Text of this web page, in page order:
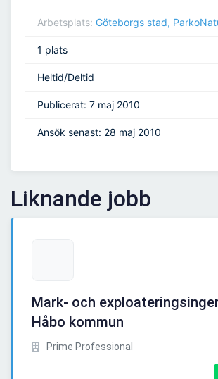
Arbetsplats: Göteborgs stad,
1 plats
Heltid/Deltid
Publicerat: 7 maj 2010
Ansök senast: 28 maj 2010
Liknande jobb
Mark- och
Håbo kommun
Prime Professional